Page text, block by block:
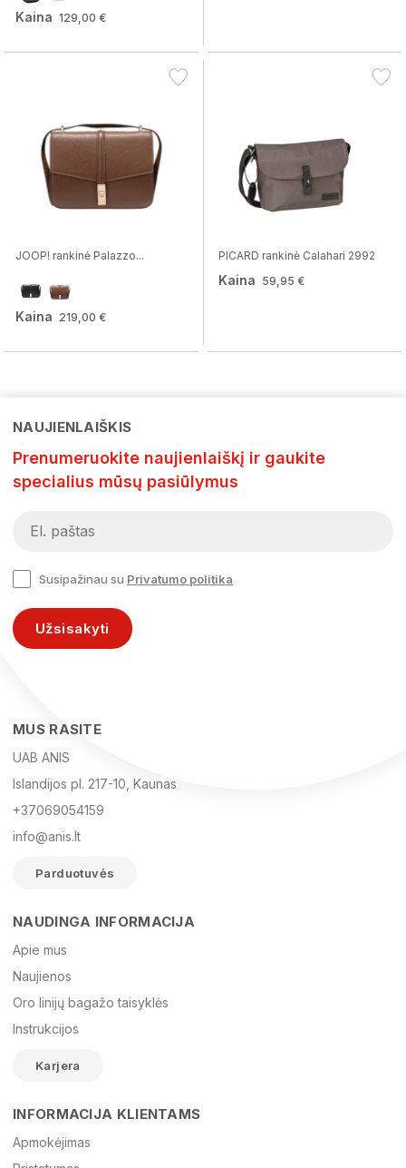
Kaina 129,00 €
JOOP! rankinė Palazzo...
Kaina 219,00 €
PICARD rankinė Calahari 2992
Kaina 59,95 €
El. paštas
Žinutė
NAUJIENLAIŠKIS
Prenumeruokite naujienlaiškį ir gaukite
specialius mūsų pasiūlymus
Susipažinau su Privatumo politika
Užsisakyti
MUS RASITE
UAB ANIS
Islandijos pl. 217-10, Kaunas
+37069054159
info@anis.lt
Parduotuvės
NAUDINGA INFORMACIJA
Apie mus
Naujienos
Oro linijų bagažo taisyklės
Instrukcijos
Karjera
INFORMACIJA KLIENTAMS
Apmokėjimas